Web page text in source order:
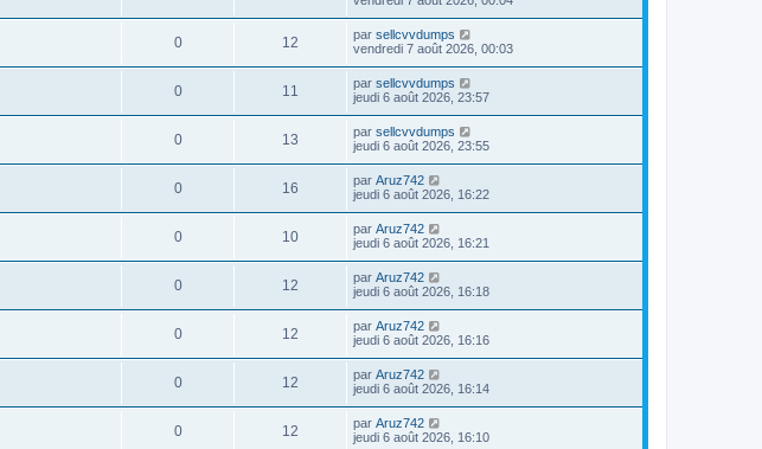
0 12 par sellcvvdumps
vendredi 7 août 2026, 00:03
0 11 par sellcvvdumps
jeudi 6 août 2026, 23:57
0 13 par sellcvvdumps
jeudi 6 août 2026, 23:55
0 16 par Aruz742
jeudi 6 août 2026, 16:22
0 10 par Aruz742
jeudi 6 août 2026, 16:21
0 12 par Aruz742
jeudi 6 août 2026, 16:18
0 12 par Aruz742
jeudi 6 août 2026, 16:16
0 12 par Aruz742
jeudi 6 août 2026, 16:14
0 12 par Aruz742
jeudi 6 août 2026, 16:10